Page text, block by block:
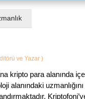
ve Yazar )
kripto para alanında
alanındaki